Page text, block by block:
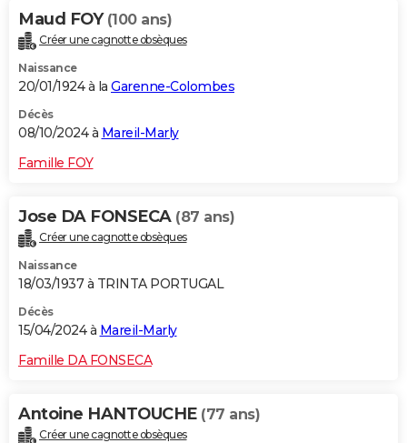
Maud FOY (100 ans)
Créer une cagnotte obsèques
Naissance
20/01/1924 à la Garenne-Colombes
Décès
08/10/2024 à Mareil-Marly
Famille FOY
Jose DA FONSECA (87 ans)
Créer une cagnotte obsèques
Naissance
18/03/1937 à TRINTA PORTUGAL
Décès
15/04/2024 à Mareil-Marly
Famille DA FONSECA
Antoine HANTOUCHE (77 ans)
Créer une cagnotte obsèques